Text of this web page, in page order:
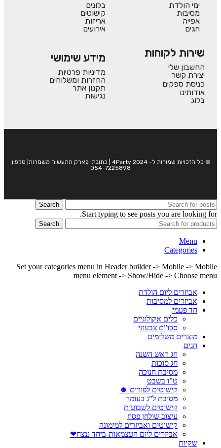
ימי הולדת
מסיבות
אפייה
חגים
בלונים
קישוטים
אריזות
אירועים
שירות לקוחות
החשבון שלי
יצירת קשר
כניסת ספקים
אודותינו
בלוג
מידע שימושי
מדיניות פרטיות
החזרות ומשלוחים
תקנון אתר
נגישות
© כל הזכויות שמורות ל- 4Party 2024 | כתובת: פארק התעשיה משמרות| טלפון:
054-7225898
Search
Start typing to see posts you are looking for.
Search
Menu
Categories
Set your categories menu in Header builder -> Mobile -> Mobile
menu element -> Show/Hide -> Choose menu
אביזרים ליום הולדת
אביזרים למסיבות
חד פעמי
כלים אקולוגיים
סכו”ם צבעוני
מוצרים משלימים
חגים
חג ראש השנה
חג סוכות
מסיבת חנוכה
ט”ו בשבט
קישוטים לפורים ☻
מסיבת ל”ג בעומר
קישוטים לשבועות
עיצוב שולחן פסח
קישוטים ואביזרים למימונה
אביזרים ליום העצמאות-ביחד ננצח❤
שקיות